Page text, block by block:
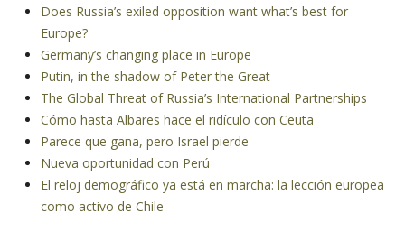
Does Russia’s exiled opposition want what’s best for
Europe?
Germany’s changing place in Europe
Putin, in the shadow of Peter the Great
The Global Threat of Russia’s International Partnerships
Cómo hasta Albares hace el ridículo con Ceuta
Parece que gana, pero Israel pierde
Nueva oportunidad con Perú
El reloj demográfico ya está en marcha: la lección europea
como activo de Chile